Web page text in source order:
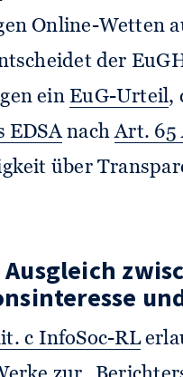
Online-Wetten
der
ein EuG-Urteil,
EDSAnachArt. 65
über
Ausgleich
c InfoSoc-RL